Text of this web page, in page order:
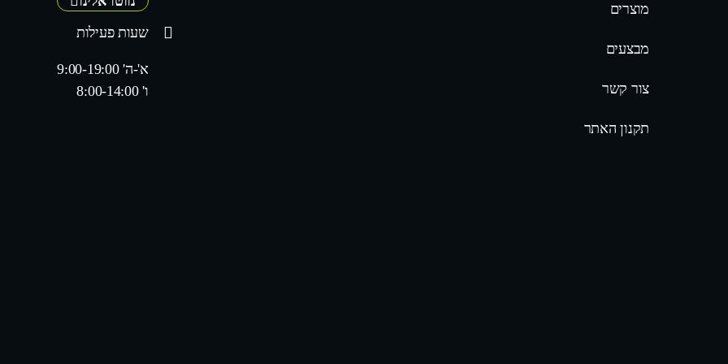
מוצרים
מבצעים
צור קשר
תקנון האתר
שעות פעילות
א'-ה' 9:00-19:00
ו' 8:00-14:00